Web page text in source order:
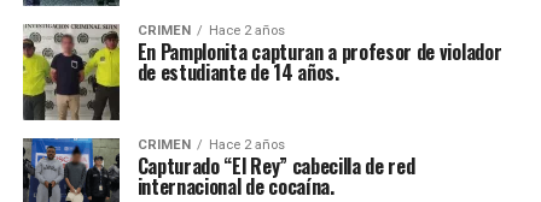
CRIMEN Hace 2 años
En Pamplonita capturan a profesor de violador
de estudiante de 14 años.
CRIMEN Hace 2 años
Capturado “El Rey” cabecilla de red
internacional de cocaína.